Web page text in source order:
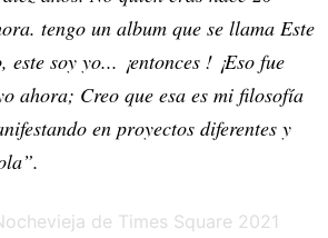
tengo un album que se llama Este
soy yo... ¡entonces ! ¡Eso fue
ahora; Creo que esa es mi filosofía
en proyectos diferentes y